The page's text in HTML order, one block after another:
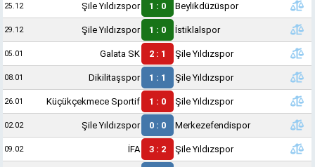
25.12 Şile Yıldızspor 1 : 0 Beylikdüzüspor
29.12 Şile Yıldızspor 1 : 0 İstiklalspor
05.01 Galata SK 2 : 1 Şile Yıldızspor
08.01 Dikilitaşspor 1 : 1 Şile Yıldızspor
26.01 Küçükçekmece Sportif 1 : 0 Şile Yıldızspor
02.02 Şile Yıldızspor 0 : 0 Merkezefendispor
09.02 İFA 3 : 2 Şile Yıldızspor